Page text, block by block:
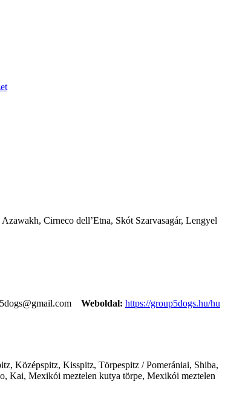
Cirneco dell’Etna, Skót Szarvasagár, Lengyel
Weboldal: https://group5dogs.hu/hu
Középspitz, Kisspitz, Törpespitz / Pomerániai, Shiba,
Kai, Mexikói meztelen kutya törpe, Mexikói meztelen